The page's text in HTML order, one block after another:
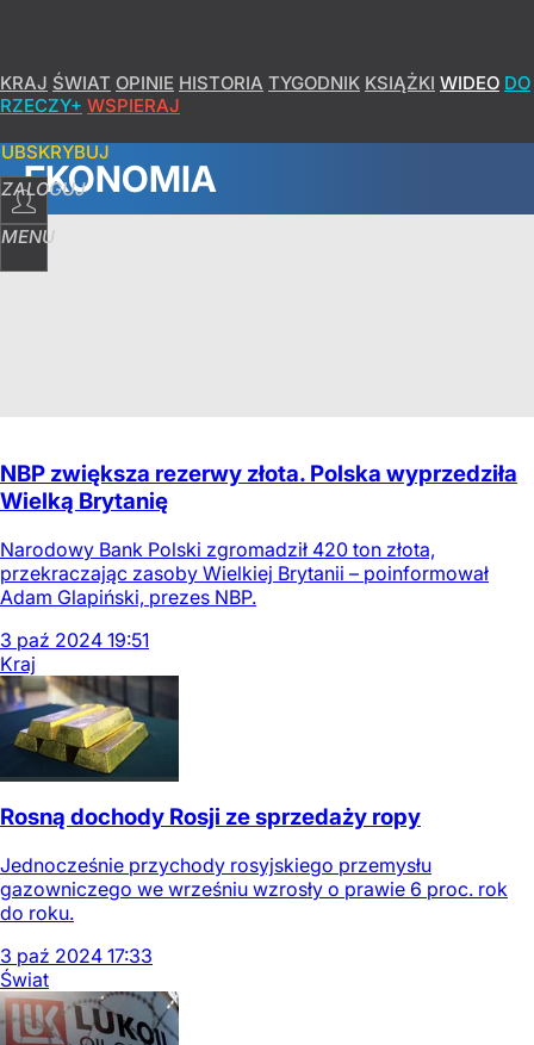
KRAJ ŚWIAT OPINIE HISTORIA TYGODNIK KSIĄŻKI WIDEO DO
RZECZY+ WSPIERAJ
ZALOGUJ
MENU
EKONOMIA
NBP zwiększa rezerwy złota. Polska wyprzedziła
Wielką Brytanię
Narodowy Bank Polski zgromadził 420 ton złota,
przekraczając zasoby Wielkiej Brytanii – poinformował
Adam Glapiński, prezes NBP.
3 paź 2024 19:51
Kraj
Rosną dochody Rosji ze sprzedaży ropy
Jednocześnie przychody rosyjskiego przemysłu
gazowniczego we wrześniu wzrosły o prawie 6 proc. rok
do roku.
3 paź 2024 17:33
Świat